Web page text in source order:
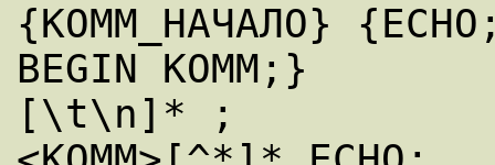
{КОММ_НАЧАЛО}
BEGIN КОММ;}
[\t\n]* ;